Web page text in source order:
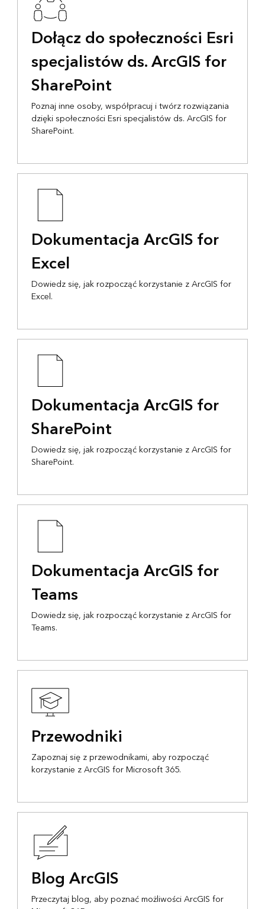
Dołącz do społeczności Esri
specjalistów ds. ArcGIS for
SharePoint
Poznaj inne osoby, współpracuj i twórz rozwiązania
dzięki społeczności Esri specjalistów ds. ArcGIS for
SharePoint.
Dokumentacja ArcGIS for
Excel
Dowiedz się, jak rozpocząć korzystanie z ArcGIS for
Excel.
Dokumentacja ArcGIS for
SharePoint
Dowiedz się, jak rozpocząć korzystanie z ArcGIS for
SharePoint.
Dokumentacja ArcGIS for
Teams
Dowiedz się, jak rozpocząć korzystanie z ArcGIS for
Teams.
Przewodniki
Zapoznaj się z przewodnikami, aby rozpocząć
korzystanie z ArcGIS for Microsoft 365.
Blog ArcGIS
Przeczytaj blog, aby poznać możliwości ArcGIS for